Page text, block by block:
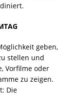
geben,
stellen und
Vorfilme oder
zu zeigen.
Die